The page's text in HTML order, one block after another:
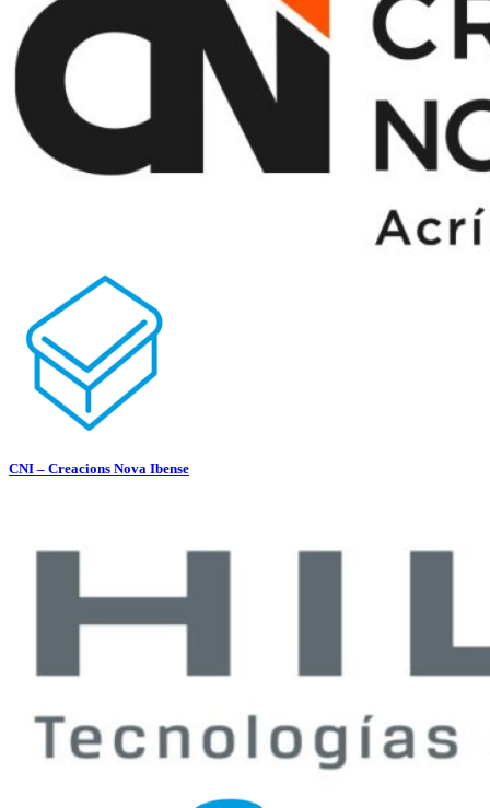
CNI – Creacions Nova Ibense